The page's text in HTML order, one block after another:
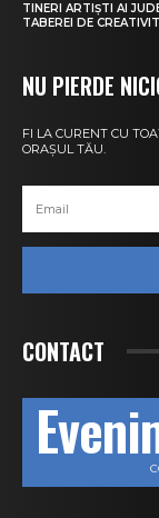
TINERI ARTIȘTI AI
TABEREI DE
NU PIERDE
FI LA CURENT CU
ORAȘUL TĂU.
CONTACT